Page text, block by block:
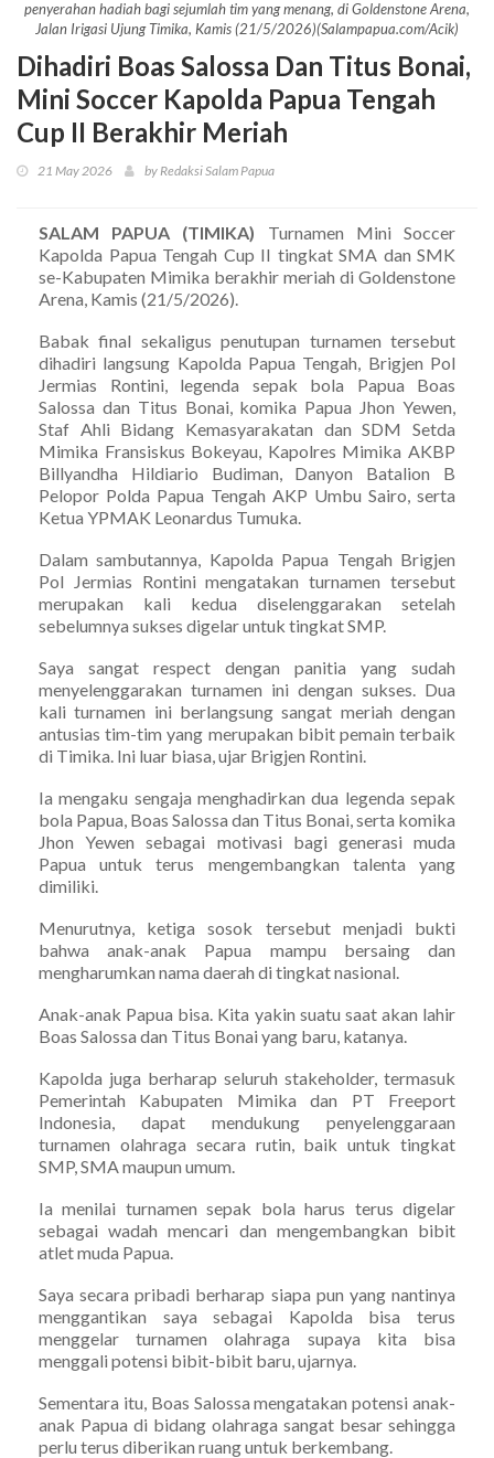
penyerahan hadiah bagi sejumlah tim yang menang, di Goldenstone Arena,
Jalan Irigasi Ujung Timika, Kamis (21/5/2026)(Salampapua.com/Acik)
Dihadiri Boas Salossa Dan Titus Bonai,
Mini Soccer Kapolda Papua Tengah
Cup II Berakhir Meriah
21 May 2026 by Redaksi Salam Papua
SALAM PAPUA (TIMIKA) Turnamen Mini Soccer
Kapolda Papua Tengah Cup II tingkat SMA dan SMK
se-Kabupaten Mimika berakhir meriah di Goldenstone
Arena, Kamis (21/5/2026).
Babak final sekaligus penutupan turnamen tersebut
dihadiri langsung Kapolda Papua Tengah, Brigjen Pol
Jermias Rontini, legenda sepak bola Papua Boas
Salossa dan Titus Bonai, komika Papua Jhon Yewen,
Staf Ahli Bidang Kemasyarakatan dan SDM Setda
Mimika Fransiskus Bokeyau, Kapolres Mimika AKBP
Billyandha Hildiario Budiman, Danyon Batalion B
Pelopor Polda Papua Tengah AKP Umbu Sairo, serta
Ketua YPMAK Leonardus Tumuka.
Dalam sambutannya, Kapolda Papua Tengah Brigjen
Pol Jermias Rontini mengatakan turnamen tersebut
merupakan kali kedua diselenggarakan setelah
sebelumnya sukses digelar untuk tingkat SMP.
Saya sangat respect dengan panitia yang sudah
menyelenggarakan turnamen ini dengan sukses. Dua
kali turnamen ini berlangsung sangat meriah dengan
antusias tim-tim yang merupakan bibit pemain terbaik
di Timika. Ini luar biasa, ujar Brigjen Rontini.
Ia mengaku sengaja menghadirkan dua legenda sepak
bola Papua, Boas Salossa dan Titus Bonai, serta komika
Jhon Yewen sebagai motivasi bagi generasi muda
Papua untuk terus mengembangkan talenta yang
dimiliki.
Menurutnya, ketiga sosok tersebut menjadi bukti
bahwa anak-anak Papua mampu bersaing dan
mengharumkan nama daerah di tingkat nasional.
Anak-anak Papua bisa. Kita yakin suatu saat akan lahir
Boas Salossa dan Titus Bonai yang baru, katanya.
Kapolda juga berharap seluruh stakeholder, termasuk
Pemerintah Kabupaten Mimika dan PT Freeport
Indonesia, dapat mendukung penyelenggaraan
turnamen olahraga secara rutin, baik untuk tingkat
SMP, SMA maupun umum.
Ia menilai turnamen sepak bola harus terus digelar
sebagai wadah mencari dan mengembangkan bibit
atlet muda Papua.
Saya secara pribadi berharap siapa pun yang nantinya
menggantikan saya sebagai Kapolda bisa terus
menggelar turnamen olahraga supaya kita bisa
menggali potensi bibit-bibit baru, ujarnya.
Sementara itu, Boas Salossa mengatakan potensi anak-
anak Papua di bidang olahraga sangat besar sehingga
perlu terus diberikan ruang untuk berkembang.